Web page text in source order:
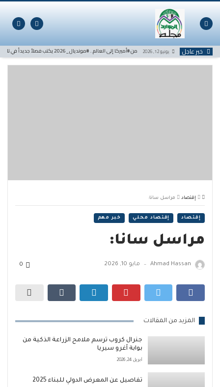
التخطي
المحتوى
خبر عاجل يونيو 12, 2026 من #أميركا إلى العالم.. #مونديال_2026 يكتب فصلاً جديداً في تاريخ كرة القدم
إقتصاد مراسل سانا:
إقتصاد إقتصاد محلي خبر مهم
مراسل سانا:
Ahmad Hassan
— مايو 10, 2026 0
المزيد من المقالات
جنرال كروب ترسم ملامح الزراعة الذكية من
بوابة آغرو سيريا
أبريل 24, 2026
تفاصيل عن المعرض الدولي للبناء 2025